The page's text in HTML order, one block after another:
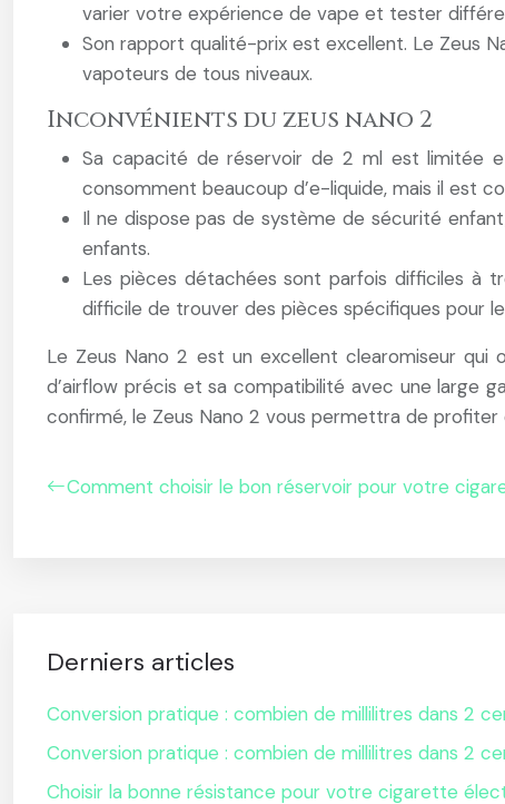
varier votre expérience de vape et tester
Son rapport qualité-prix est excellent. Le Zeus
vapoteurs de tous niveaux.
Inconvénients du zeus nano 2
Sa capacité de réservoir de 2 ml est limitée
consomment beaucoup d’e-liquide, mais il est
Il ne dispose pas de système de sécurité
enfants.
Les pièces détachées sont parfois difficiles à
difficile de trouver des pièces spécifiques pour
Le Zeus Nano 2 est un excellent clearomiseur
d’airflow précis et sa compatibilité avec une large
confirmé, le Zeus Nano 2 vous permettra de profiter
Comment choisir le bon réservoir pour votre
Derniers articles
Conversion pratique : combien de millilitres dans 2
Conversion pratique : combien de millilitres dans 2
Choisir la bonne résistance pour votre cigarette